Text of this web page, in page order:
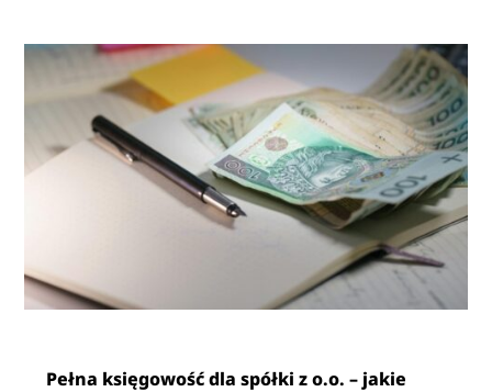
Pełna księgowość dla spółki z o.o. – jakie